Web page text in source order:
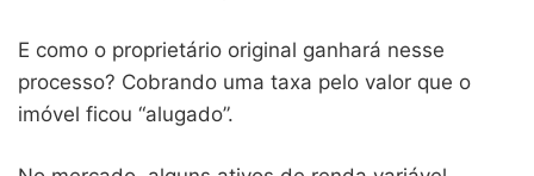
E como o proprietário original ganhará nesse
processo? Cobrando uma taxa pelo valor que o
imóvel ficou “alugado”.